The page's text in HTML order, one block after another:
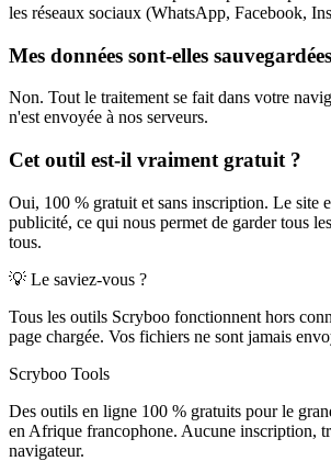
les réseaux sociaux (WhatsApp, Facebook,
Mes données sont-elles
Non. Tout le traitement se fait dans votre
n'est envoyée à nos serveurs.
Cet outil est-il vraiment gratuit ?
Oui, 100 % gratuit et sans inscription. Le site
publicité, ce qui nous permet de garder tous
tous.
💡 Le saviez-vous ?
Tous les outils Scryboo fonctionnent hors
page chargée. Vos fichiers ne sont jamais
Scryboo Tools
Des outils en ligne 100 % gratuits pour le
en Afrique francophone. Aucune inscription,
navigateur.